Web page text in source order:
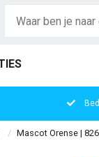
Mascot Orense |